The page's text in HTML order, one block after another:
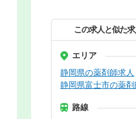
この求人と似た
エリア
静岡県の薬剤師求人
静岡県富士市の薬剤
路線